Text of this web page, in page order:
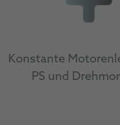
Konstante
PS und